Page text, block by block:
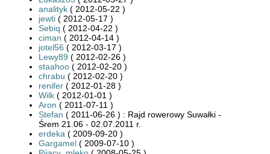
analityk ( 2012-05-22 )
jewti ( 2012-05-17 )
Sebiq ( 2012-04-22 )
ciman ( 2012-04-14 )
jotel56 ( 2012-03-17 )
Lewy89 ( 2012-02-26 )
staahoo ( 2012-02-20 )
chrabu ( 2012-02-20 )
renifer ( 2012-01-28 )
Wilk ( 2012-01-01 )
Aron ( 2011-07-11 )
Stefan ( 2011-06-26 ) : Rajd rowerowy Suwałki -
Śrem 21.06 - 02.07.2011 r.
erdeka ( 2009-09-20 )
Gargamel ( 2009-07-10 )